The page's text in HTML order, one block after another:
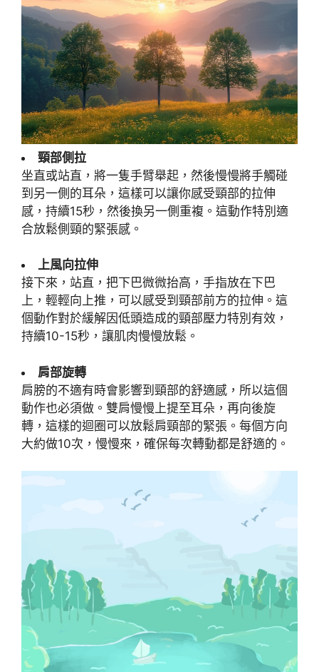
頸部側拉
坐直或站直，將一隻手臂舉起，然後慢慢將手觸碰
到另一側的耳朵，這樣可以讓你感受頸部的拉伸
感，持續15秒，然後換另一側重複。這動作特別適
合放鬆側頸的緊張感。
上風向拉伸
接下來，站直，把下巴微微抬高，手指放在下巴
上，輕輕向上推，可以感受到頸部前方的拉伸。這
個動作對於緩解因低頭造成的頸部壓力特別有效，
持續10-15秒，讓肌肉慢慢放鬆。
肩部旋轉
肩膀的不適有時會影響到頸部的舒適感，所以這個
動作也必須做。雙肩慢慢上提至耳朵，再向後旋
轉，這樣的迴圈可以放鬆肩頸部的緊張。每個方向
大約做10次，慢慢來，確保每次轉動都是舒適的。